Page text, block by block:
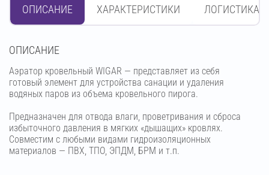
ОПИСАНИЕ ХАРАКТЕРИСТИКИ ЛОГИСТИКА
OПИСАНИЕ
Аэратор кровельный WIGAR — представляет из себя
готовый элемент для устройства санации и удаления
водяных паров из объема кровельного пирога.
Предназначен для отвода влаги, проветривания и сброса
избыточного давления в мягких «дышащих» кровлях.
Совместим с любыми видами гидроизоляционных
материалов — ПВХ, ТПО, ЭПДМ, БРМ и т.п.